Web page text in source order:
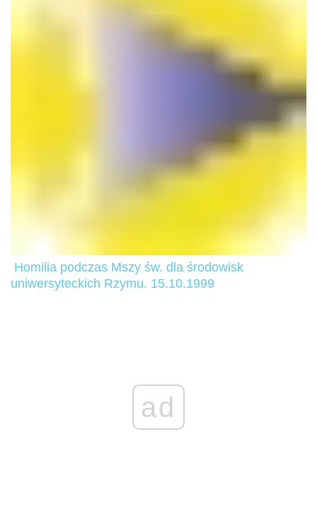
Homilia podczas Mszy św. dla środowisk
uniwersyteckich Rzymu. 15.10.1999
ad